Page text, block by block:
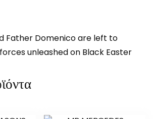
Father Domenico are left to
unleashed on Black Easter